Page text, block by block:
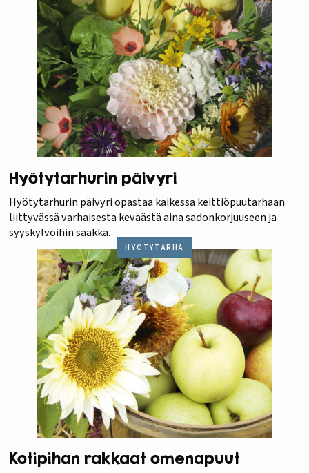
Hyötytarhurin päivyri
Hyötytarhurin päivyri opastaa kaikessa keittiöpuutarhaan
liittyvässä varhaisesta keväästä aina sadonkorjuuseen ja
syyskylvöihin saakka.
HYÖTYTARHA
Kotipihan rakkaat omenapuut